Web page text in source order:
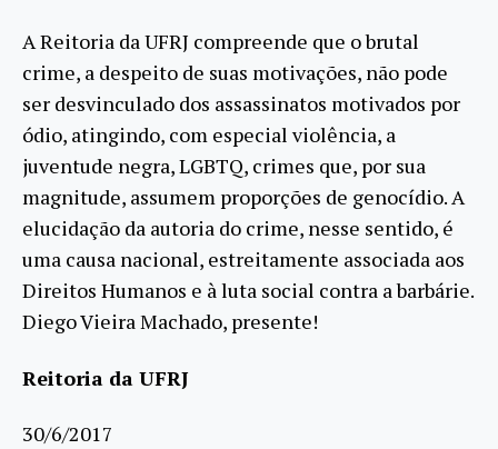
A Reitoria da UFRJ compreende que o brutal
crime, a despeito de suas motivações, não pode
ser desvinculado dos assassinatos motivados por
ódio, atingindo, com especial violência, a
juventude negra, LGBTQ, crimes que, por sua
magnitude, assumem proporções de genocídio. A
elucidação da autoria do crime, nesse sentido, é
uma causa nacional, estreitamente associada aos
Direitos Humanos e à luta social contra a barbárie.
Diego Vieira Machado, presente!
Reitoria da UFRJ
30/6/2017